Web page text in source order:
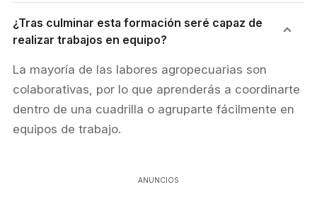
¿Tras culminar esta formación seré capaz de
realizar trabajos en equipo?
​La mayoría de las labores agropecuarias son
colaborativas, por lo que aprenderás a coordinarte
dentro de una cuadrilla o agruparte fácilmente en
equipos de trabajo.
ANUNCIOS